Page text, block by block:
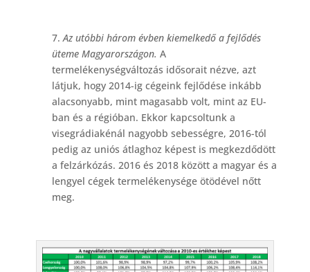
7.Az utóbbi három évben kiemelkedő a fejlődés
üteme Magyarországon. A
termelékenységváltozás idősorait nézve, azt
látjuk, hogy 2014-ig cégeink fejlődése inkább
alacsonyabb, mint magasabb volt, mint az EU-
ban és a régióban. Ekkor kapcsoltunk a
visegrádiakénál nagyobb sebességre, 2016-tól
pedig az uniós átlaghoz képest is megkezdődött
a felzárkózás. 2016 és 2018 között a magyar és a
lengyel cégek termelékenysége ötödével nőtt
meg.